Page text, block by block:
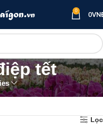
0 0
tết
điệp tết
Lọc